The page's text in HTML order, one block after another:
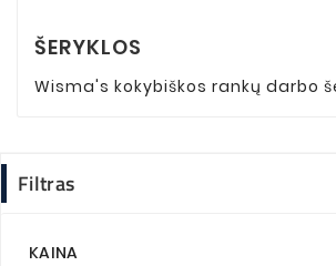
ŠERYKLOS
Wisma's kokybiškos rankų darbo
Filtras
KAINA